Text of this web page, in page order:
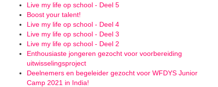
Live my life op school - Deel 5
Boost your talent!
Live my life op school - Deel 4
Live my life op school - Deel 3
Live my life op school - Deel 2
Enthousiaste jongeren gezocht voor voorbereiding
uitwisselingsproject
Deelnemers en begeleider gezocht voor WFDYS Junior
Camp 2021 in India!